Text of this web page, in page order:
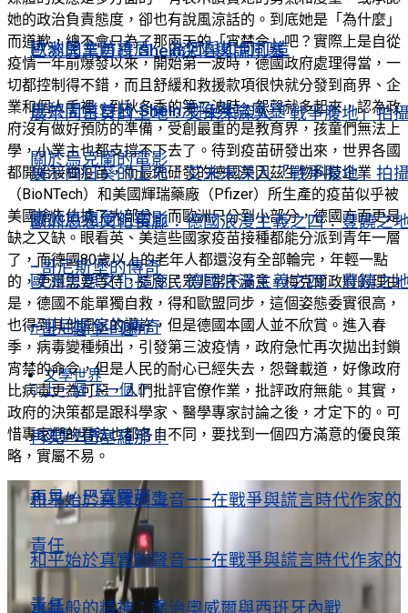
巴黎開業首日 Shein深陷輿論風暴
展示向日葵的土地：艾未未深入「戰爭腹地」拍
關於烏克蘭的電影
歐洲思想文化長廊：德國浪漫主義之四：豐饒之
–哥尼斯堡的傳奇
上一個 下一個
文學世界
再見，巴塞羅那！
和平始於真實的聲音——在戰爭與謊言時代作家的
責任
水晶般的精神：喬治奧威爾與西班牙內戰
歐洲民主防護盾 為何與如何打造
巴黎開業首日 Shein深陷輿論風暴
展示向日葵的土地：艾未未深入「戰爭腹地」拍
關於烏克蘭的電影
歐洲思想文化長廊：德國浪漫主義之四：豐饒之
–哥尼斯堡的傳奇
上一個 下一個
文學世界
再見，巴塞羅那！
和平始於真實的聲音——在戰爭與謊言時代作家的
責任
她的政治負責態度，卻也有說風涼話的。到底她是「為什麼」
而道歉，總不會只為了那兩天的「宵禁令」吧？實際上是自從
疫情一年前爆發以來，開始第一波時，德國政府處理得當，一
切都控制得不錯，而且舒緩和救援款項很快就分發到商界、企
業和個人手裡。到秋冬季的第二波時，怨聲就多起來，認為政
府沒有做好預防的準備，受創最重的是教育界，孩童們無法上
學，小業主也都支撐不下去了。待到疫苗研發出來，世界各國
都開始接種疫苗，而最先研發的德國美因茲生物科技企業
（BioNTech）和美國輝瑞藥廠（Pfizer）所生產的疫苗似乎被
美國搶先佔據了大部分，而歐洲只分到小部分，德國方面更是
缺之又缺。眼看英、美這些國家疫苗接種都能分派到青年一層
了，而德國80歲以上的老年人都還沒有全部輪完，年輕一點
的，更還需要等待，這令民眾非常不滿意。梅克爾政府的理由
是，德國不能單獨自救，得和歐盟同步，這個姿態委實很高，
也得到其他國家的讚許，但是德國本國人並不欣賞。進入春
季，病毒變種頻出，引發第三波疫情，政府急忙再次拋出封鎖
宵禁的命令，但是人民的耐心已經失去，怨聲載道，好像政府
比病毒更為可惡，人們批評官僚作業，批評政府無能。其實，
政府的決策都是跟科學家、醫學專家討論之後，才定下的。可
惜專家們的看法也都各自不同，要找到一個四方滿意的優良策
略，實屬不易。